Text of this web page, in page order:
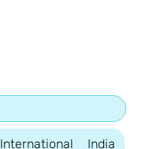
International India